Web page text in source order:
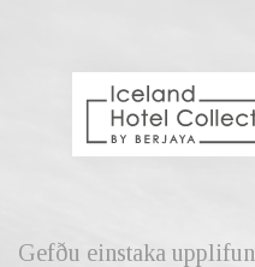
Gefðu einstaka upplifun